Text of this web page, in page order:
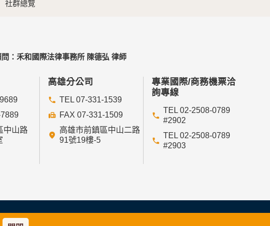
社群總覽
：禾和國際法律事務所 陳德弘 律師
中山路
高雄分公司
TEL 07-331-1539
FAX 07-331-1509
高雄市前鎮區中山二路
91號19樓-5
專業國際/商務機票洽
詢專線
TEL 02-2508-0789
#2902
TEL 02-2508-0789
#2903